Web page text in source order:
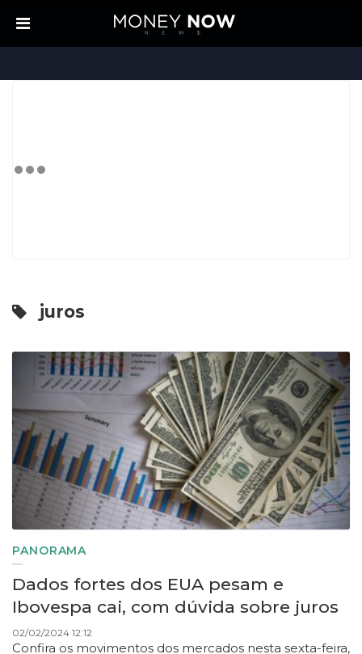
juros
PANORAMA
Dados fortes dos EUA pesam e
Ibovespa cai, com dúvida sobre juros
02/02/2024 12:12
Confira os movimentos dos mercados nesta sexta-feira,